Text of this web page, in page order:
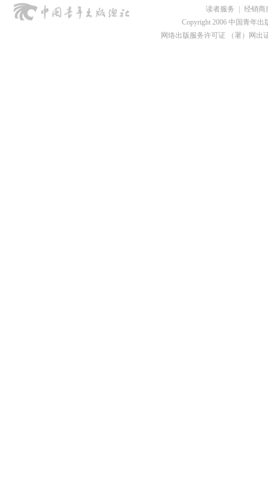
读者服务
经销商
Copyright 2006 中国青年出
网络出版服务许可证 （署）网出